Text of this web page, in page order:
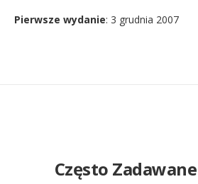
Pierwsze wydanie: 3 grudnia 2007
Często